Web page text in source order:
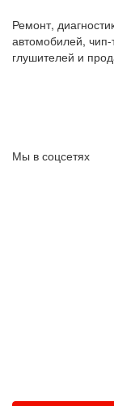
Ремонт,
автомобилей,
глушителей и
Мы в соцсетях